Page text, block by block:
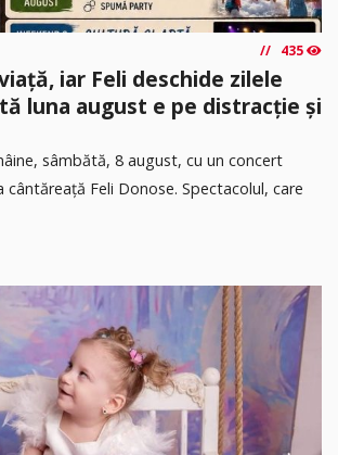
435
iar Feli deschide zilele
luna august e pe distracție și
sâmbătă, 8 august, cu un concert
cântăreață Feli Donose. Spectacolul, care